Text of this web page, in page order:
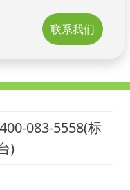
联系我们
083-5558(标
)